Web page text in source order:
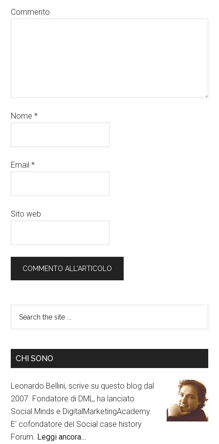
Commento
Nome*
Email*
Sito web
CHI SONO
Leonardo Bellini, scrive su questo blog dal
2007. Fondatore di DML, ha lanciato
Social Minds e DigitalMarketingAcademy.
E' cofondatore del Social case history
Forum. Leggi ancora…